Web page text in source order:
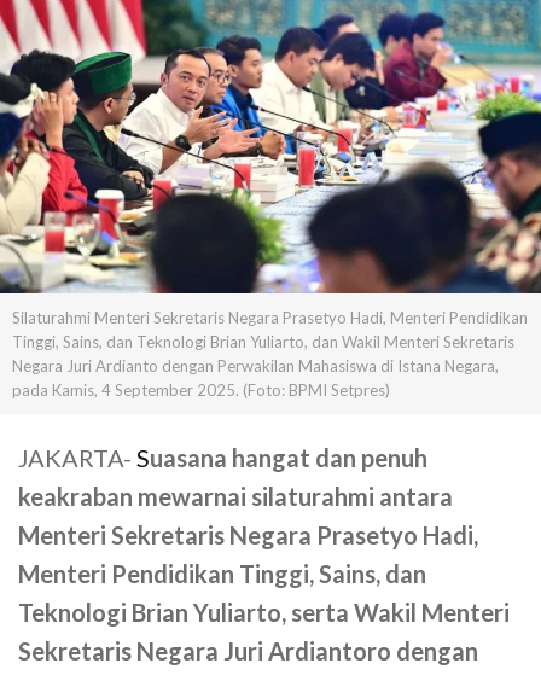
Silaturahmi Menteri Sekretaris Negara Prasetyo Hadi, Menteri Pendidikan
Tinggi, Sains, dan Teknologi Brian Yuliarto, dan Wakil Menteri Sekretaris
Negara Juri Ardianto dengan Perwakilan Mahasiswa di Istana Negara,
pada Kamis, 4 September 2025. (Foto: BPMI Setpres)
JAKARTA- Suasana hangat dan penuh
keakraban mewarnai silaturahmi antara
Menteri Sekretaris Negara Prasetyo Hadi,
Menteri Pendidikan Tinggi, Sains, dan
Teknologi Brian Yuliarto, serta Wakil Menteri
Sekretaris Negara Juri Ardiantoro dengan